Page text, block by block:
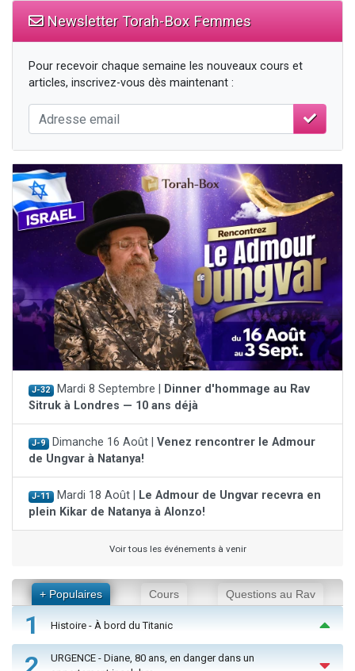
Newsletter Torah-Box Femmes
Pour recevoir chaque semaine les nouveaux cours et
articles, inscrivez-vous dès maintenant :
J-32 Mardi 8 Septembre |
Dinner d'hommage au Rav
Sitruk à Londres — 10 ans déjà
J-9 Dimanche 16 Août | Venez rencontrer le Admour
de Ungvar à Natanya!
J-11 Mardi 18 Août |
Le Admour de Ungvar recevra en
plein Kikar de Natanya à Alonzo!
Voir tous les événements à venir
+ Populaires Cours Questions au Rav
1 Histoire - À bord du Titanic
URGENCE - Diane, 80 ans, en danger dans un